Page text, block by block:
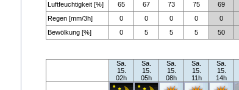
Luftfeuchtigkeit [%]
65 67 73 75 69
Regen [mm/3h]
0 0 0 0 0
Bewölkung [%]
0 5 5 5 50
Sa.
15.
02h
Sa.
15.
05h
Sa.
15.
08h
Sa.
15.
11h
Sa.
15.
14h